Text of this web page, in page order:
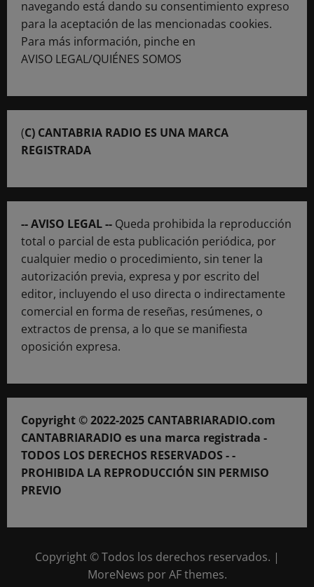
navegando está dando su consentimiento expreso
para la aceptación de las mencionadas cookies.
Para más información, pinche en
AVISO LEGAL/QUIÉNES SOMOS
(C) CANTABRIA RADIO ES UNA MARCA
REGISTRADA
-- AVISO LEGAL -- Queda prohibida la reproducción
total o parcial de esta publicación periódica, por
cualquier medio o procedimiento, sin tener la
autorización previa, expresa y por escrito del
editor, incluyendo el uso directa o indirectamente
comercial en forma de reseñas, resúmenes, o
extractos de prensa, a lo que se manifiesta
oposición expresa.
Copyright © 2022-2025 CANTABRIARADIO.com
CANTABRIARADIO es una marca registrada -
TODOS LOS DERECHOS RESERVADOS - -
PROHIBIDA LA REPRODUCCIÓN SIN PERMISO
PREVIO
Copyright © Todos los derechos reservados. |
MoreNews por AF themes.